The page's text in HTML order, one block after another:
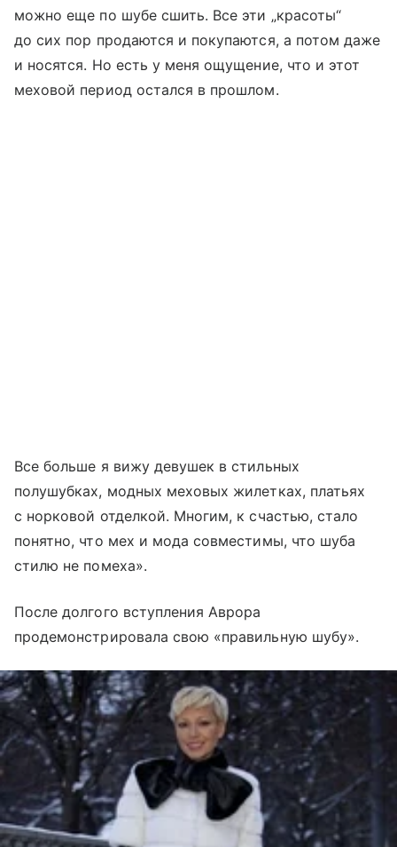
можно еще по шубе сшить. Все эти „красоты“
до сих пор продаются и покупаются, а потом даже
и носятся. Но есть у меня ощущение, что и этот
меховой период остался в прошлом.
Все больше я вижу девушек в стильных
полушубках, модных меховых жилетках, платьях
с норковой отделкой. Многим, к счастью, стало
понятно, что мех и мода совместимы, что шуба
стилю не помеха».
После долгого вступления Аврора
продемонстрировала свою «правильную шубу».